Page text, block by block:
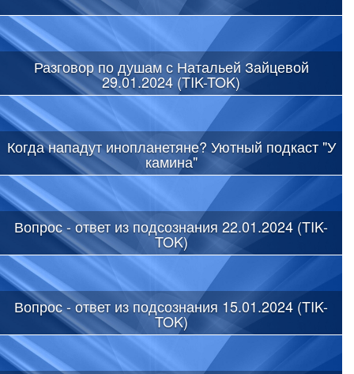
Разговор по душам с Натальей Зайцевой
29.01.2024 (TIK-TOK)
Когда нападут инопланетяне? Уютный подкаст "У
камина"
Вопрос - ответ из подсознания 22.01.2024 (TIK-
TOK)
Вопрос - ответ из подсознания 15.01.2024 (TIK-
TOK)